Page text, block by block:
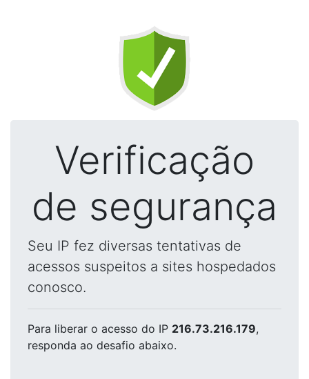
Verificação
de segurança
Seu IP fez diversas tentativas de
acessos suspeitos a sites hospedados
conosco.
Para liberar o acesso do IP 216.73.216.179,
responda ao desafio abaixo.